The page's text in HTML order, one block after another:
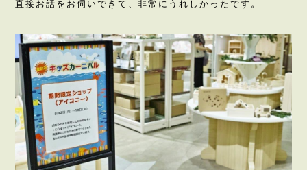
直接お話をお伺いできて、非常にうれしかったです。